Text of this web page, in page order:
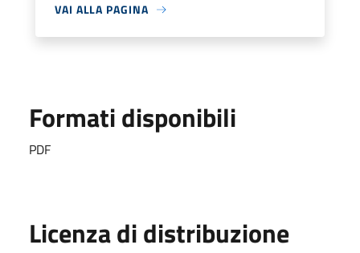
VAI ALLA PAGINA
Formati disponibili
PDF
Licenza di distribuzione